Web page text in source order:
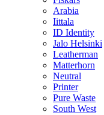
Arabia
Iittala
ID Identity
Jalo Helsinki
Leatherman
Matterhorn
Neutral
Printer
Pure Waste
South West